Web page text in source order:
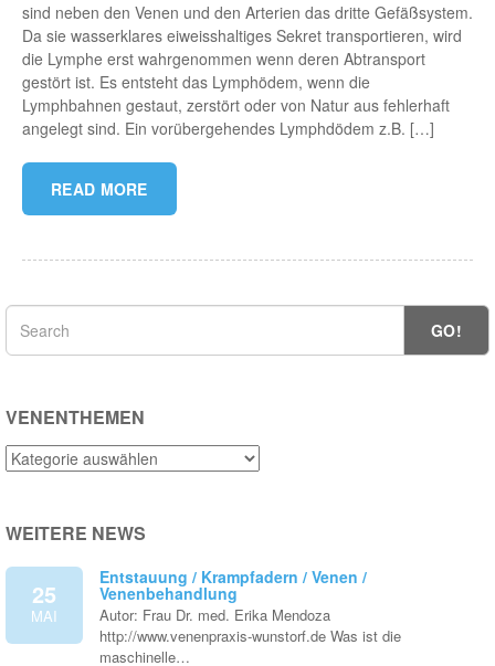
sind neben den Venen und den Arterien das dritte Gefäßsystem.
Da sie wasserklares eiweisshaltiges Sekret transportieren, wird
die Lymphe erst wahrgenommen wenn deren Abtransport
gestört ist. Es entsteht das Lymphödem, wenn die
Lymphbahnen gestaut, zerstört oder von Natur aus fehlerhaft
angelegt sind. Ein vorübergehendes Lymphdödem z.B. […]
READ MORE
GO!
VENENTHEMEN
Venenthemen
WEITERE NEWS
25
MAI
Entstauung / Krampfadern / Venen /
Venenbehandlung
Autor: Frau Dr. med. Erika Mendoza
http://www.venenpraxis-wunstorf.de Was ist die
maschinelle…